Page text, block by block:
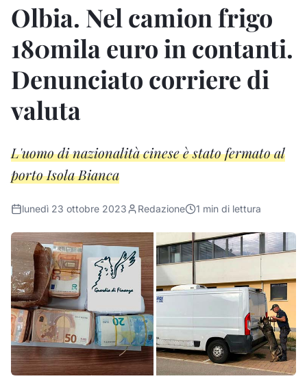
Olbia. Nel camion frigo
180mila euro in contanti.
Denunciato corriere di
valuta
L'uomo di nazionalità cinese è stato fermato al
porto Isola Bianca
lunedì 23 ottobre 2023 Redazione 1 min di lettura